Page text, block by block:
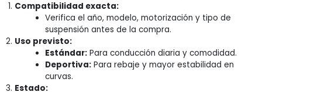
Compatibilidad exacta:
Verifica el año, modelo, motorización y tipo de
suspensión antes de la compra.
Uso previsto:
Estándar:Para conducción diaria y comodidad.
Deportiva:Para rebaje y mayor estabilidad en
curvas.
Estado: